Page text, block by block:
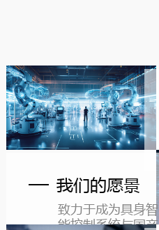
我们的愿景
致力于成为具身智
能控制系统与国产